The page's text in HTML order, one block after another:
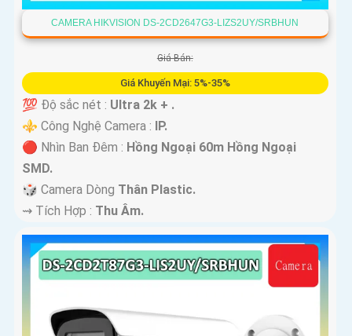
CAMERA HIKVISION DS-2CD2647G3-LIZS2UY/SRBHUN
Giá Bán:
Giá Khuyến Mại: 5%-35%
💯 Độ sắc nét : Ultra 2k + .
⚜️ Công Nghệ Camera : IP.
🔴 Nhìn Ban Đêm : Hồng Ngoại 60m Hồng Ngoại
SMD.
🎲 Camera Dòng Thân Plastic.
️⇝ Tích Hợp : Thu Âm.